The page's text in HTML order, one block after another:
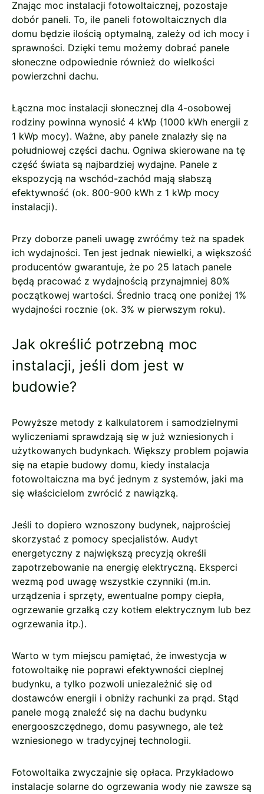
Znając moc instalacji fotowoltaicznej, pozostaje
dobór paneli. To, ile paneli fotowoltaicznych dla
domu będzie ilością optymalną, zależy od ich mocy i
sprawności. Dzięki temu możemy dobrać panele
słoneczne odpowiednie również do wielkości
powierzchni dachu.
Łączna moc instalacji słonecznej dla 4-osobowej
rodziny powinna wynosić 4 kWp (1000 kWh energii z
1 kWp mocy). Ważne, aby panele znalazły się na
południowej części dachu. Ogniwa skierowane na tę
część świata są najbardziej wydajne. Panele z
ekspozycją na wschód-zachód mają słabszą
efektywność (ok. 800-900 kWh z 1 kWp mocy
instalacji).
Przy doborze paneli uwagę zwróćmy też na spadek
ich wydajności. Ten jest jednak niewielki, a większość
producentów gwarantuje, że po 25 latach panele
będą pracować z wydajnością przynajmniej 80%
początkowej wartości. Średnio tracą one poniżej 1%
wydajności rocznie (ok. 3% w pierwszym roku).
Jak określić potrzebną moc
instalacji, jeśli dom jest w
budowie?
Powyższe metody z kalkulatorem i samodzielnymi
wyliczeniami sprawdzają się w już wzniesionych i
użytkowanych budynkach. Większy problem pojawia
się na etapie budowy domu, kiedy instalacja
fotowoltaiczna ma być jednym z systemów, jaki ma
się właścicielom zwrócić z nawiązką.
Jeśli to dopiero wznoszony budynek, najprościej
skorzystać z pomocy specjalistów. Audyt
energetyczny z największą precyzją określi
zapotrzebowanie na energię elektryczną. Eksperci
wezmą pod uwagę wszystkie czynniki (m.in.
urządzenia i sprzęty, ewentualne pompy ciepła,
ogrzewanie grzałką czy kotłem elektrycznym lub bez
ogrzewania itp.).
Warto w tym miejscu pamiętać, że inwestycja w
fotowoltaikę nie poprawi efektywności cieplnej
budynku, a tylko pozwoli uniezależnić się od
dostawców energii i obniży rachunki za prąd. Stąd
panele mogą znaleźć się na dachu budynku
energooszczędnego, domu pasywnego, ale też
wzniesionego w tradycyjnej technologii.
Fotowoltaika zwyczajnie się opłaca. Przykładowo
instalacje solarne do ogrzewania wody nie zawsze są